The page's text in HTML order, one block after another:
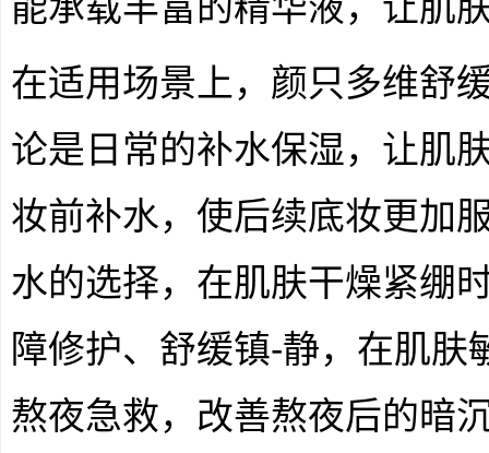
在适用场景上，颜只多维舒
论是日常的补水保湿，让肌
妆前补水，使后续底妆更加
水的选择，在肌肤干燥紧绷
障修护、舒缓镇-静，在肌肤
熬夜急救，改善熬夜后的暗